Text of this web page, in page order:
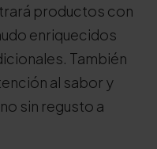
productos con
enriquecidos
También
al sabor y
sin regusto a